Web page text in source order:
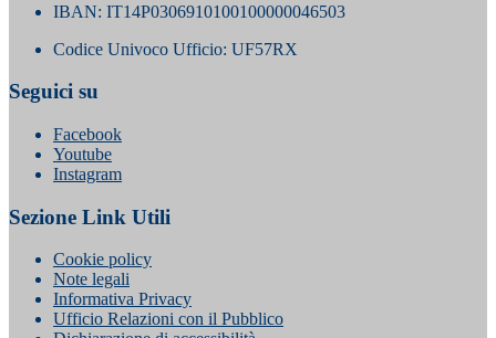
IBAN: IT14P0306910100100000046503
Codice Univoco Ufficio: UF57RX
Seguici su
Facebook
Youtube
Instagram
Sezione Link Utili
Cookie policy
Note legali
Informativa Privacy
Ufficio Relazioni con il Pubblico